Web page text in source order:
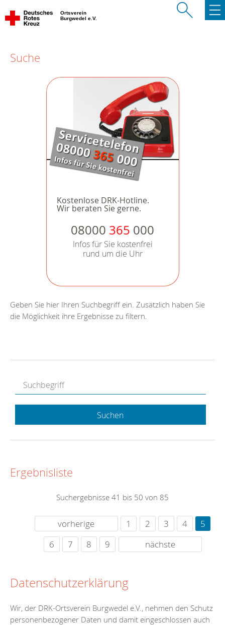
Ortsverein
Burgwedel e.V.
Suche
Kostenlose DRK-Hotline.
Wir beraten Sie gerne.
08000 365 000
Infos für Sie kostenfrei
rund um die Uhr
Geben Sie hier Ihren Suchbegriff ein. Zusätzlich haben Sie
die Möglichkeit ihre Ergebnisse zu filtern.
Suchen
Ergebnisliste
Suchergebnisse 41 bis 50 von 85
vorherige 1 2 3 4
5
6
7 8 9 nächste
Datenschutzerklärung
Wir, der DRK-Ortsverein Burgwedel e.V., nehmen den Schutz
personenbezogener Daten und damit eingeschlossen auch